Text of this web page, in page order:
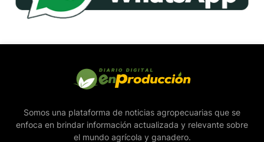
Somos una plataforma de noticias agropecuarias que se
enfoca en brindar información actualizada y relevante sobre
el mundo agrícola y ganadero.